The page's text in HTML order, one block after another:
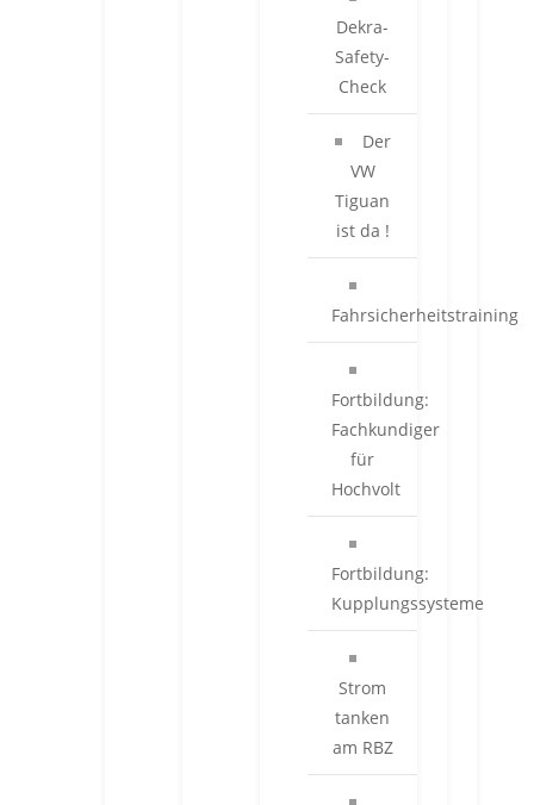
Dekra-
Safety-
Check
Der
VW
Tiguan
ist da !
Fahrsicherheitstraining
Fortbildung:
Fachkundiger
für
Hochvolt
Fortbildung:
Kupplungssysteme
Strom
tanken
am RBZ